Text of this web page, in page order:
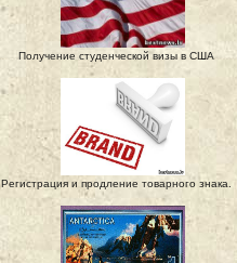
Получение студенческой визы в США
Регистрация и продление товарного знака.